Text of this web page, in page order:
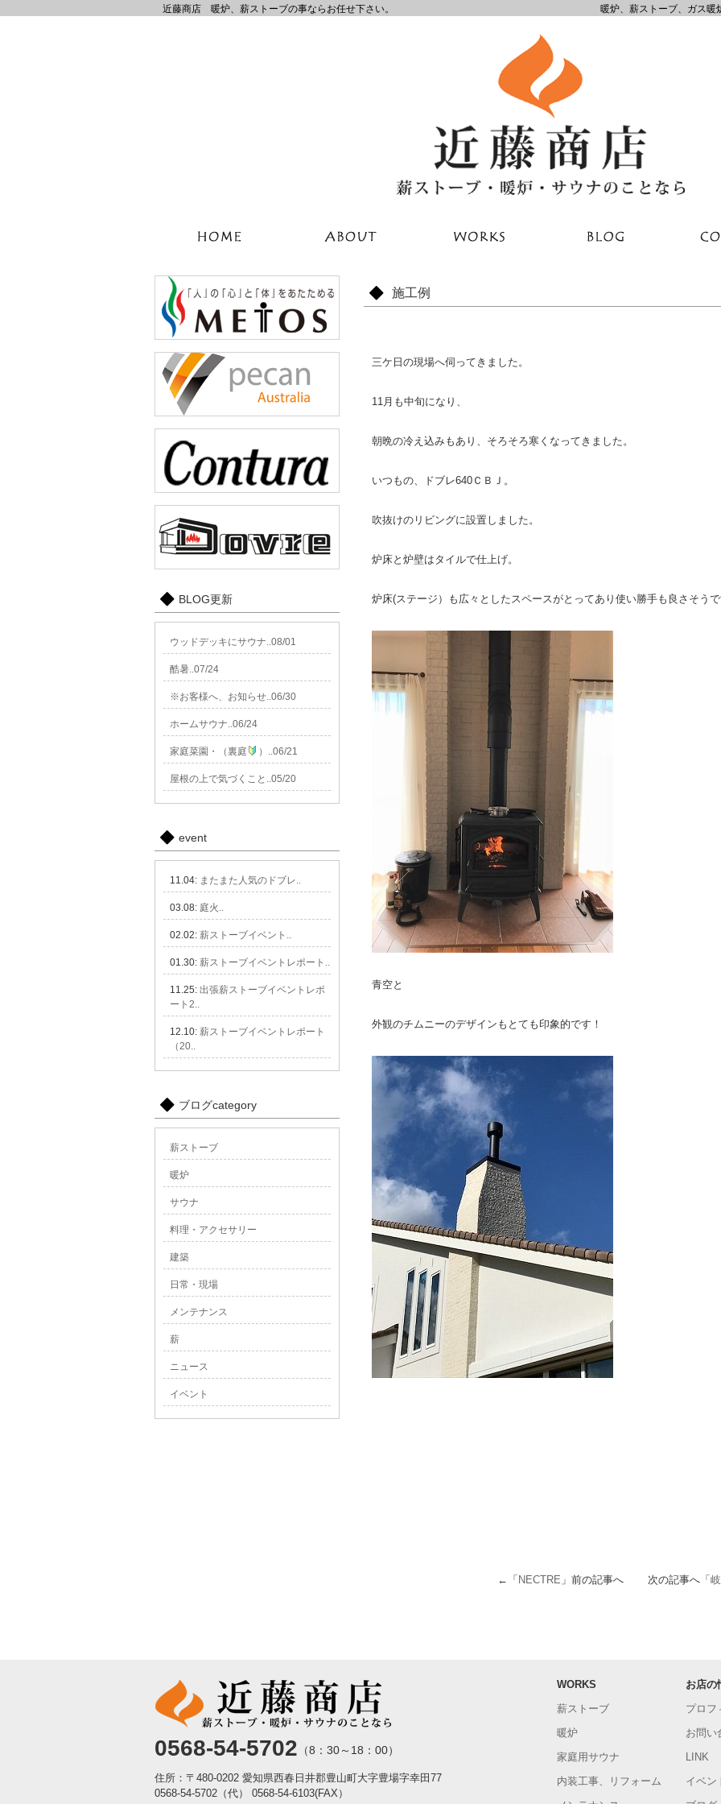
近藤商店 暖炉、薪ストーブの事ならお任せ下さい。 暖炉、薪ストーブ、ガス暖
施工例
三ケ日の現場へ伺ってきました。
11月も中旬になり、
朝晩の冷え込みもあり、そろそろ寒くなってきました。
いつもの、ドブレ640ＣＢＪ。
吹抜けのリビングに設置しました。
炉床と炉壁はタイルで仕上げ。
炉床(ステージ）も広々としたスペースがとってあり使い勝手も良さそう
青空と
外観のチムニーのデザインもとても印象的です！
←「 NECTRE 」前の記事へ 次の記事へ「
BLOG更新
ウッドデッキにサウナ..08/01
酷暑..07/24
※お客様へ、お知らせ..06/30
ホームサウナ..06/24
家庭菜園・（裏庭 ）..06/21
屋根の上で気づくこと..05/20
event
11.04: またまた人気のドブレ..
03.08: 庭火..
02.02: 薪ストーブイベント..
01.30: 薪ストーブイベントレポート..
11.25: 出張薪ストーブイベントレポ
ート2..
12.10: 薪ストーブイベントレポート
（20..
ブログcategory
薪ストーブ
暖炉
サウナ
料理・アクセサリー
建築
日常・現場
メンテナンス
薪
ニュース
イベント
0568-54-5702 （8：30～18：00）
住所：〒480-0202 愛知県西春日井郡豊山町大字豊場字幸田77
0568-54-5702（代）
0568-54-6103(FAX）
WORKS
薪ストーブ
暖炉
家庭用サウナ
内装工事、リフォーム
お店の
プロフ
お問い
LINK
イベン